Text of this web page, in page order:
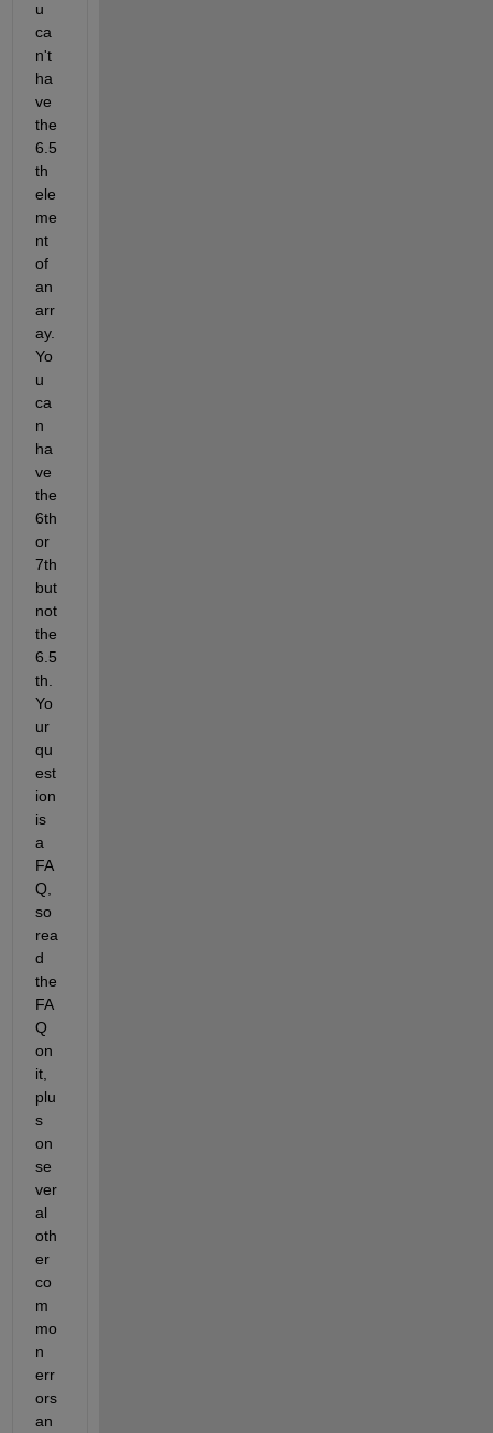
u
ca
n't
ha
ve
the
6.5
th
ele
me
nt
of
an
arr
ay.
Yo
u
ca
n
ha
ve
the
6th
or
7th
but
not
the
6.5
th.
Yo
ur
qu
est
ion
is
a
FA
Q,
so
rea
d
the
FA
Q
on
it,
plu
s
on
se
ver
al
oth
er
co
m
mo
n
err
ors
an